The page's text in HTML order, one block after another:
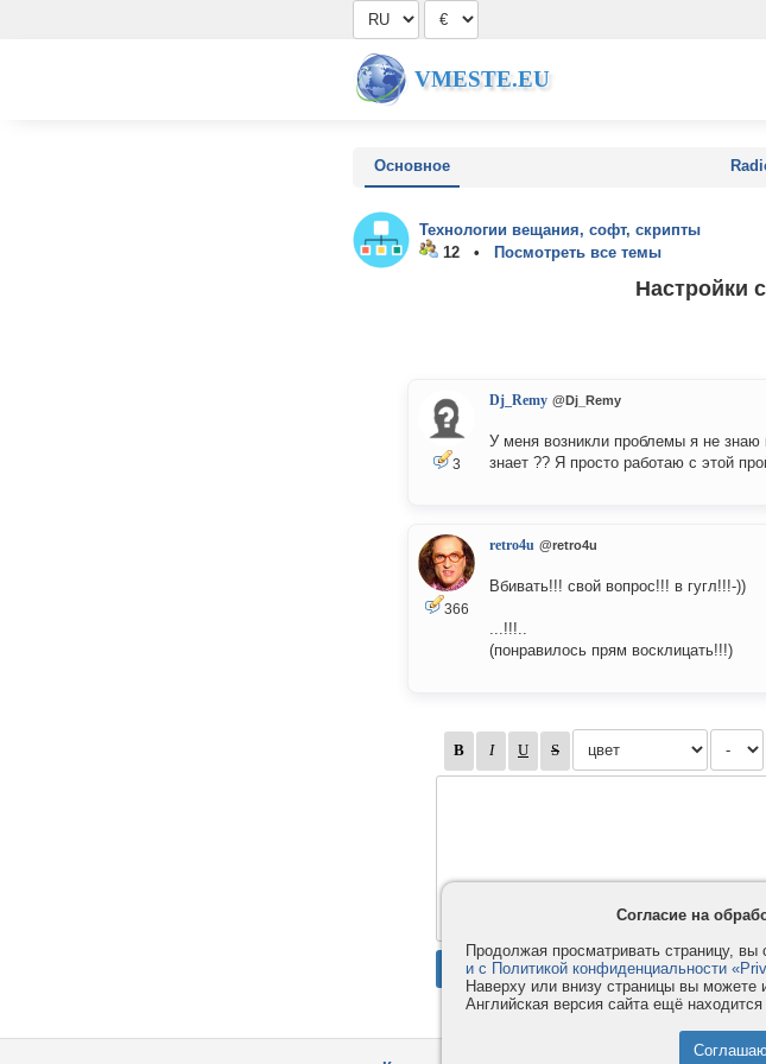
VMESTE.EU
Основное
Технологии вещания, софт, скрипты
12 •
Посмотреть все темы
Настройки
3
Dj_Remy @Dj_Remy
У меня возникли проблемы я не знаю
знает ?? Я просто работаю с этой
366
retro4u @retro4u
Вбивать!!! свой вопрос!!! в гугл!!!-))
...!!!..
(понравилось прям восклицать!!!)
Согласие на
Продолжая просматривать страницу,
и с Политикой конфиденциальности
Наверху или внизу страницы вы можете
Английская версия сайта ещё